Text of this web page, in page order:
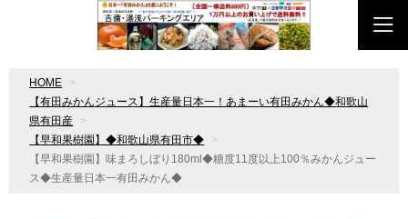
HOME
【有田みかんジュース】生産量日本一！あまーい有田みかん◆和歌山
県有田産
【早和果樹園】◆和歌山県有田市◆
【早和果樹園】味まろしぼり180ml◆糖度11度以上100％みかんジュー
ス◆生産量日本一有田みかん◆